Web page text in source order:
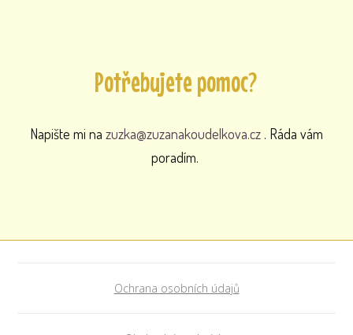
Potřebujete pomoc?
Napište mi na zuzka@zuzanakoudelkova.cz . Ráda vám
poradím.
Ochrana osobních údajů